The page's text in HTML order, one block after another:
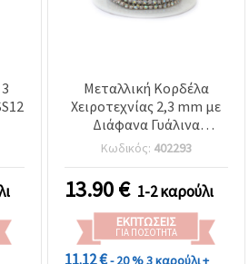
Μεταλλική Κορδέλα
Χειροτεχνίας 2,3 mm με
Διάφανα Γυάλινα
Κρύσταλλα Rainbow και
Πέρλες SS6 - 9 μέτρα
Κωδικός: 402293
13.90€ 1-2 καρούλι
ΕΚΠΤΏΣΕΙΣ
ΓΙΑ ΠΟΣΌΤΗΤΑ
11.12 €- 20 %3 καρούλι +